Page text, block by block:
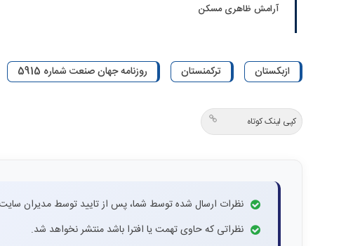
آرامش ظاهری مسکن
ازبکستان ترکمنستان روزنامه جهان صنعت شماره 5915
کپی لینک کوتاه
نظرات ارسال شده توسط شما، پس از تایید توسط مدیران
نظراتی که حاوی تهمت یا افترا باشد منتشر نخواهد شد.